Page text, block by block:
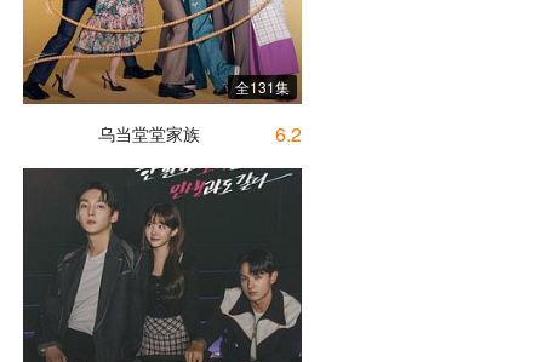
全131集
乌当堂堂家族 6.2